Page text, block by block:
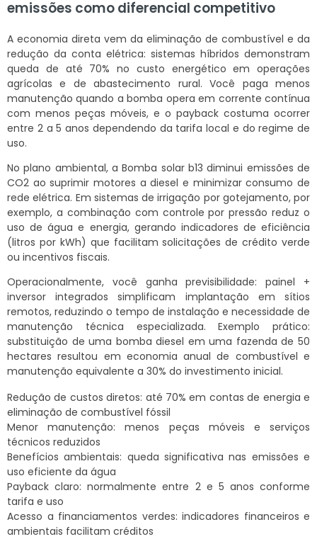
emissões como diferencial competitivo
A economia direta vem da eliminação de combustível e da
redução da conta elétrica: sistemas híbridos demonstram
queda de até 70% no custo energético em operações
agrícolas e de abastecimento rural. Você paga menos
manutenção quando a bomba opera em corrente contínua
com menos peças móveis, e o payback costuma ocorrer
entre 2 a 5 anos dependendo da tarifa local e do regime de
uso.
No plano ambiental, a Bomba solar b13 diminui emissões de
CO2 ao suprimir motores a diesel e minimizar consumo de
rede elétrica. Em sistemas de irrigação por gotejamento, por
exemplo, a combinação com controle por pressão reduz o
uso de água e energia, gerando indicadores de eficiência
(litros por kWh) que facilitam solicitações de crédito verde
ou incentivos fiscais.
Operacionalmente, você ganha previsibilidade: painel +
inversor integrados simplificam implantação em sítios
remotos, reduzindo o tempo de instalação e necessidade de
manutenção técnica especializada. Exemplo prático:
substituição de uma bomba diesel em uma fazenda de 50
hectares resultou em economia anual de combustível e
manutenção equivalente a 30% do investimento inicial.
Redução de custos diretos: até 70% em contas de energia e
eliminação de combustível fóssil
Menor manutenção: menos peças móveis e serviços
técnicos reduzidos
Benefícios ambientais: queda significativa nas emissões e
uso eficiente da água
Payback claro: normalmente entre 2 e 5 anos conforme
tarifa e uso
Acesso a financiamentos verdes: indicadores financeiros e
ambientais facilitam créditos